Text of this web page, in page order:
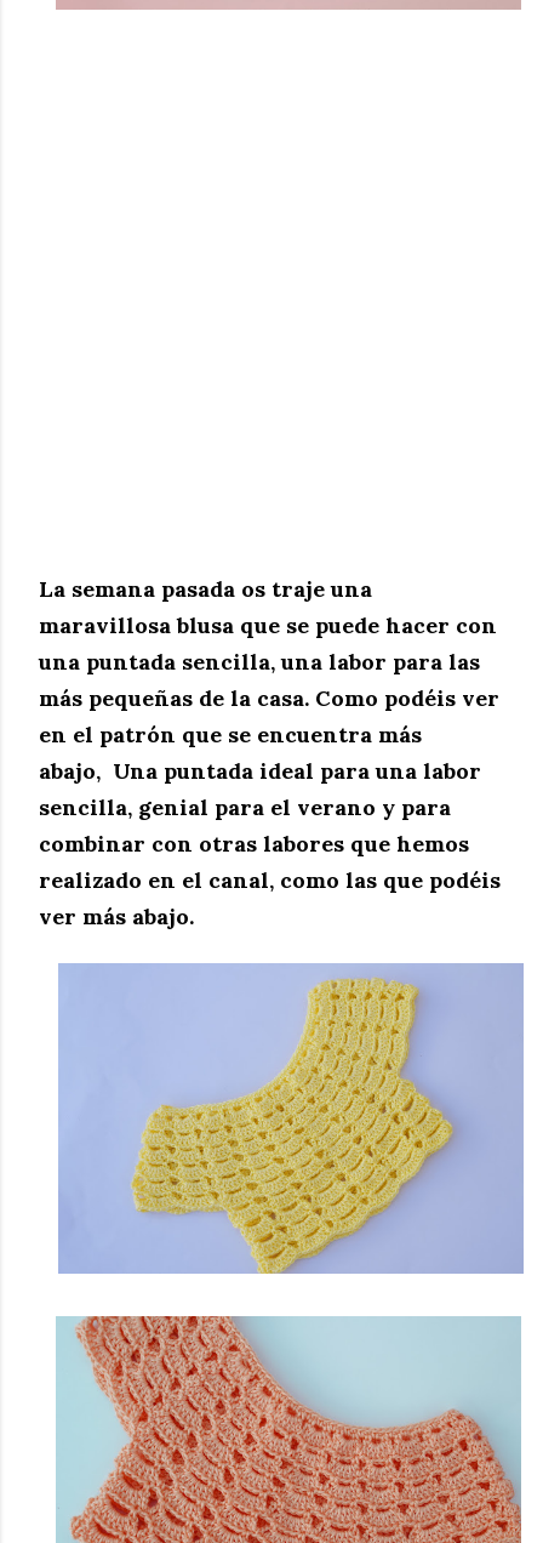
La semana pasada os traje una
maravillosa blusa que se puede hacer con
una puntada sencilla, una labor para las
más pequeñas de la casa. Como podéis ver
en el patrón que se encuentra más
abajo, Una puntada ideal para una labor
sencilla, genial para el verano y para
combinar con otras labores que hemos
realizado en el canal, como las que podéis
ver más abajo.